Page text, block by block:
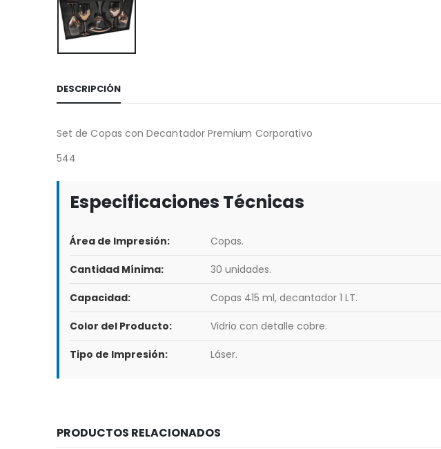
DESCRIPCIÓN
Set de Copas con Decantador Premium Corporativo
544
Especificaciones Técnicas
Área de Impresión: Copas.
Cantidad Mínima: 30 unidades.
Capacidad: Copas 415 ml, decantador 1 LT.
Color del Producto: Vidrio con detalle cobre.
Tipo de Impresión: Láser.
PRODUCTOS RELACIONADOS